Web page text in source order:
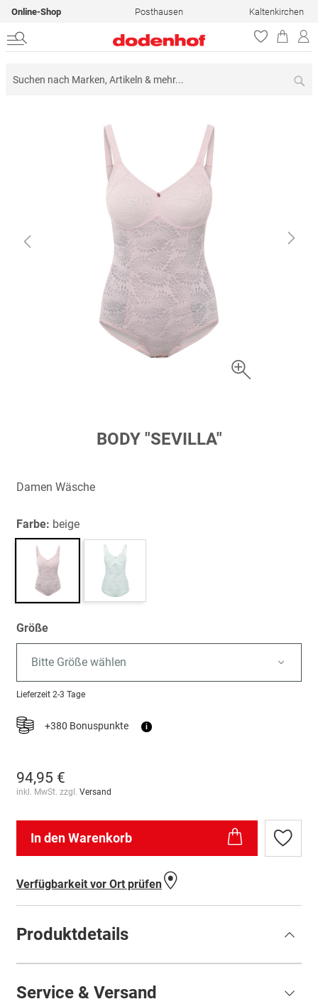
Online-Shop Posthausen Kaltenkirchen
springen
BODY "SEVILLA"
Damen Wäsche
Farbe: beige
Größe
Bitte Größe wählen
Lieferzeit 2-3 Tage
+380 Bonuspunkte i
94,95 €
inkl. MwSt. zzgl. Versand
In den Warenkorb
Zur
Verfügbarkeit vor Ort prüfen
Produktdetails
Service & Versand